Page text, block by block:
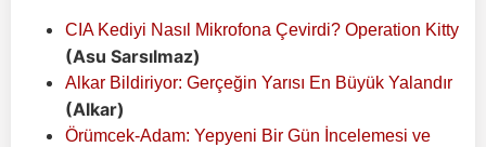
CIA Kediyi Nasıl Mikrofona Çevirdi? Operation Kitty
(Asu Sarsılmaz)
Alkar Bildiriyor: Gerçeğin Yarısı En Büyük Yalandır
(Alkar)
Örümcek-Adam: Yepyeni Bir Gün İncelemesi ve